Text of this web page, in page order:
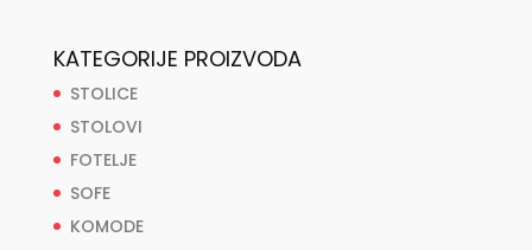
KATEGORIJE PROIZVODA
STOLICE
STOLOVI
FOTELJE
SOFE
KOMODE